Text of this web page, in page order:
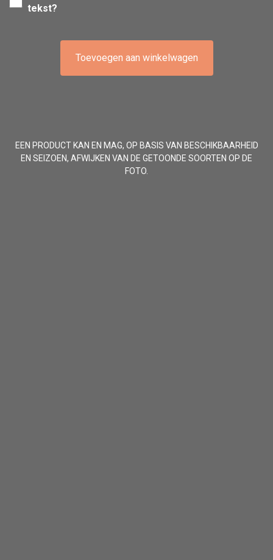
tekst?
Toevoegen aan winkelwagen
EEN PRODUCT KAN EN MAG, OP BASIS VAN BESCHIKBAARHEID
EN SEIZOEN, AFWIJKEN VAN DE GETOONDE SOORTEN OP DE
FOTO.